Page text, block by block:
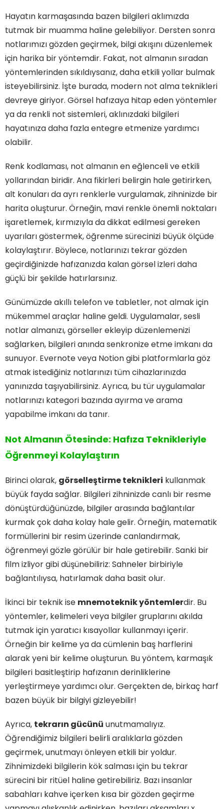
Hayatın karmaşasında bazen bilgileri aklımızda
tutmak bir muamma haline gelebiliyor. Dersten sonra
notlarımızı gözden geçirmek, bilgi akışını düzenlemek
için harika bir yöntemdir. Fakat, not almanın sıradan
yöntemlerinden sıkıldıysanız, daha etkili yollar bulmak
isteyebilirsiniz. İşte burada, modern not alma teknikleri
devreye giriyor. Görsel hafızaya hitap eden yöntemler
ya da renkli not sistemleri, aklınızdaki bilgileri
hayatınıza daha fazla entegre etmenize yardımcı
olabilir.
Renk kodlaması, not almanın en eğlenceli ve etkili
yollarından biridir. Ana fikirleri belirgin hale getirirken,
alt konuları da ayrı renklerle vurgulamak, zihninizde bir
harita oluşturur. Örneğin, mavi renkle önemli noktaları
işaretlemek, kırmızıyla da dikkat edilmesi gereken
uyarıları göstermek, öğrenme sürecinizi büyük ölçüde
kolaylaştırır. Böylece, notlarınızı tekrar gözden
geçirdiğinizde hafızanızda kalan görsel izleri daha
güçlü bir şekilde hatırlarsınız.
Günümüzde akıllı telefon ve tabletler, not almak için
mükemmel araçlar haline geldi. Uygulamalar, sesli
notlar almanızı, görseller ekleyip düzenlemenizi
sağlarken, bilgileri anında senkronize etme imkanı da
sunuyor. Evernote veya Notion gibi platformlarla göz
atmak istediğiniz notlarınızı tüm cihazlarınızda
yanınızda taşıyabilirsiniz. Ayrıca, bu tür uygulamalar
notlarınızı kategori bazında ayırma ve arama
yapabilme imkanı da tanır.
Not Almanın Ötesinde: Hafıza Teknikleriyle
Öğrenmeyi Kolaylaştırın
Birinci olarak, görselleştirme teknikleri kullanmak
büyük fayda sağlar. Bilgileri zihninizde canlı bir resme
dönüştürdüğünüzde, bilgiler arasında bağlantılar
kurmak çok daha kolay hale gelir. Örneğin, matematik
formüllerini bir resim üzerinde canlandırmak,
öğrenmeyi gözle görülür bir hale getirebilir. Sanki bir
film izliyor gibi düşünebiliriz: Sahneler birbiriyle
bağlantılıysa, hatırlamak daha basit olur.
İkinci bir teknik ise mnemoteknik yöntemlerdir. Bu
yöntemler, kelimeleri veya bilgiler gruplarını akılda
tutmak için yaratıcı kısayollar kullanmayı içerir.
Örneğin bir kelime ya da cümlenin baş harflerini
alarak yeni bir kelime oluşturun. Bu yöntem, karmaşık
bilgileri basitleştirip hafızanın derinliklerine
yerleştirmeye yardımcı olur. Gerçekten de, birkaç harf
bazen büyük bir bilgiyi gizleyebilir!
Ayrıca, tekrarın gücünü unutmamalıyız.
Öğrendiğimiz bilgileri belirli aralıklarla gözden
geçirmek, unutmayı önleyen etkili bir yoldur.
Zihnimizdeki bilgilerin kök salması için bu tekrar
sürecini bir ritüel haline getirebiliriz. Bazı insanlar
sabahları kahve içerken kısa bir gözden geçirme